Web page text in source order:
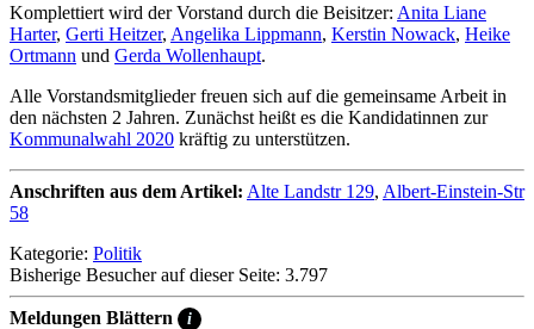
Komplettiert wird der Vorstand durch die Beisitzer: Anita Liane
Harter, Gerti Heitzer, Angelika Lippmann, Kerstin Nowack, Heike
Ortmann und Gerda Wollenhaupt.
Alle Vorstandsmitglieder freuen sich auf die gemeinsame Arbeit in
den nächsten 2 Jahren. Zunächst heißt es die Kandidatinnen zur
Kommunalwahl 2020 kräftig zu unterstützen.
Anschriften aus dem Artikel: Alte Landstr 129, Albert-Einstein-Str
58
Kategorie: Politik
Bisherige Besucher auf dieser Seite: 3.797
Meldungen Blättern i